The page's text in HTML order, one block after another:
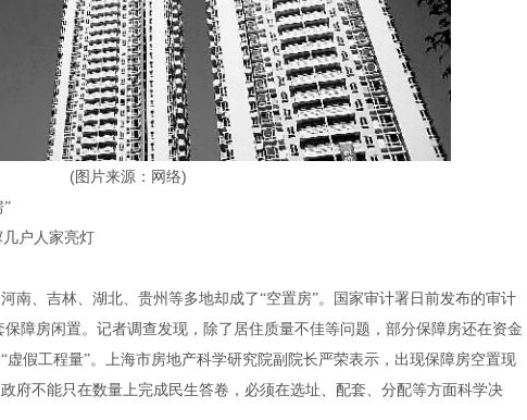
(图片来源：网络)
”
户人家亮灯
、吉林、湖北、贵州等多地却成了“空置房”。国家审计署日前发布的审计
保障房闲置。记者调查发现，除了居住质量不佳等问题，部分保障房还在资金
假工程量”。上海市房地产科学研究院副院长严荣表示，出现保障房空置现
府不能只在数量上完成民生答卷，必须在选址、配套、分配等方面科学决